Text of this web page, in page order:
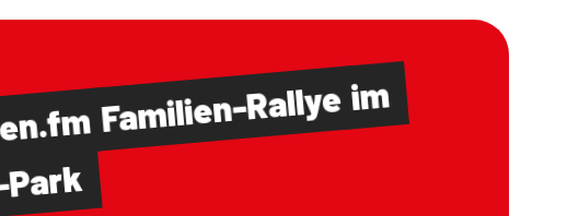
Familien-Rallyeim